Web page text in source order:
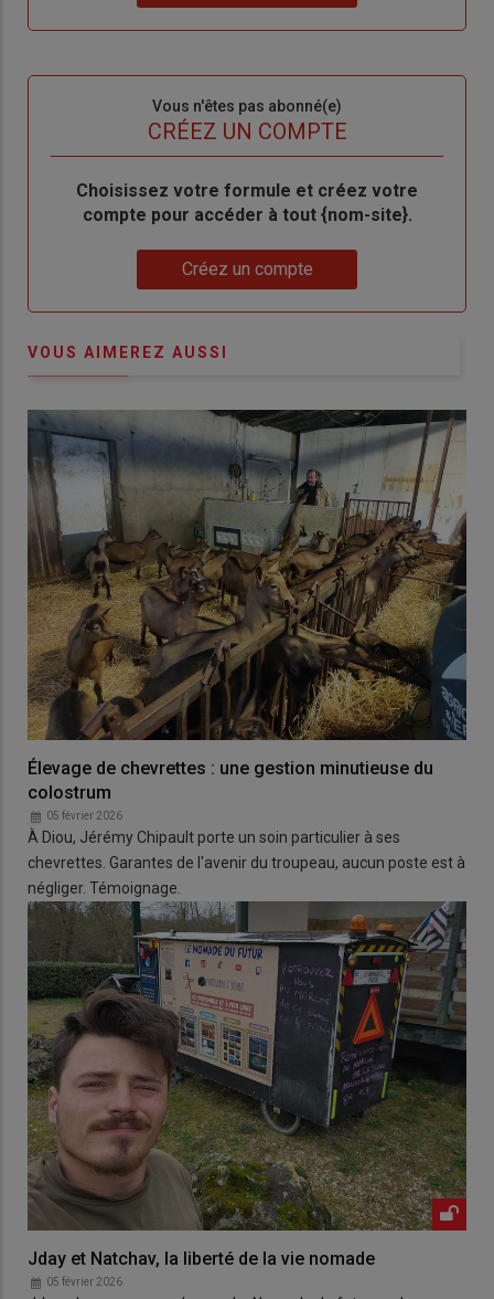
de
me
Vous n'êtes pas abonné(e)
CRÉEZ UN COMPTE
BodyChoisissez votre formule et créez votre
compte pour accéder à tout {nom-site}.
Créez un compte
VOUS AIMEREZ AUSSI
Élevage de chevrettes : une gestion minutieuse du
colostrum
05 février 2026
À Diou, Jérémy Chipault porte un soin particulier à ses
chevrettes. Garantes de l'avenir du troupeau, aucun poste est à
négliger. Témoignage.
Jday et Natchav, la liberté de la vie nomade
05 février 2026